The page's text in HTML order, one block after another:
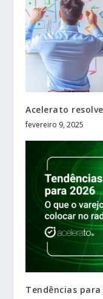
Acelerato
fevereiro 9, 2025
Tendências